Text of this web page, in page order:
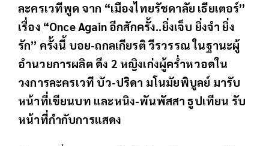
ละครเวทีพูด จาก “เมืองไทยรัชดาลัย เธียเตอร์”
เรื่อง “Once Again อีกสักครั้ง..ยิ่งเจ็บ ยิ่งจำ ยิ่ง
รัก” ครั้งนี้ บอย-ถกลเกียรติ วีรวรรณ ในฐานะผู้
อำนวยการผลิต ดึง 2 หญิงเก่งผู้คร่ำหวอดใน
วงการละครเวที บัว-ปริดา มโนมัยพิบูลย์ มารับ
หน้าที่เขียนบท และหนิง-พันพัสสา ธูปเทียน รับ
หน้าที่กำกับการแสดง